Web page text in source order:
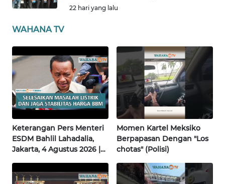
22 hari yang lalu
WAHANA TV
Keterangan Pers Menteri
ESDM Bahlil Lahadalia,
Jakarta, 4 Agustus 2026 |
Momen Kartel Meksiko
Berpapasan Dengan "Los
chotas" (Polisi)
SUMBAR
WN
WN
BENGKULU
WN
LAMPUNG
JATENG